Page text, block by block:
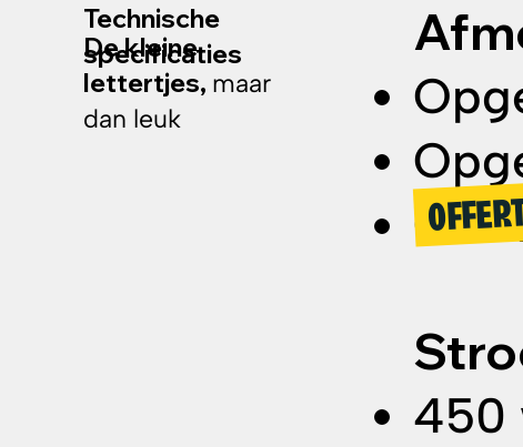
Technische
specificaties
De kleine
lettertjes, maar
dan leuk
450